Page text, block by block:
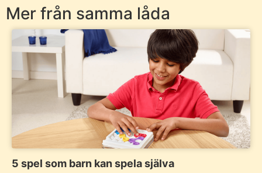
Mer från samma låda
5 spel som barn kan spela själva